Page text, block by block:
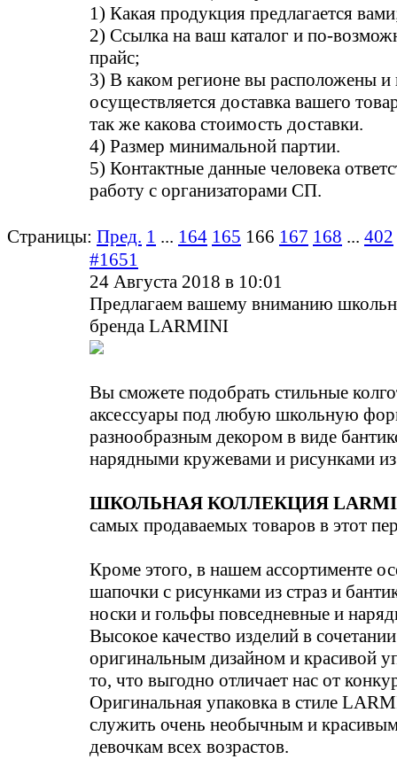
1) Какая продукция предлагается
2) Ссылка на ваш каталог и по-
прайс;
3) В каком регионе вы расположены и
осуществляется доставка вашего
так же какова стоимость доставки.
4) Размер минимальной партии.
5) Контактные данные человека
работу с организаторами СП.
Страницы: Пред. 1 ... 164 165 166 167 168 ... 402
#1651
24 Августа 2018 в 10:01
Предлагаем вашему вниманию
бренда LARMINI
Вы сможете подобрать стильные
аксессуары под любую школьную
разнообразным декором в виде
нарядными кружевами и рисунками из
ШКОЛЬНАЯ КОЛЛЕКЦИЯ
самых продаваемых товаров в этот
Кроме этого, в нашем ассортименте
шапочки с рисунками из страз и
носки и гольфы повседневные и
Высокое качество изделий в
оригинальным дизайном и красивой
то, что выгодно отличает нас от
Оригинальная упаковка в стиле
служить очень необычным и
девочкам всех возрастов.